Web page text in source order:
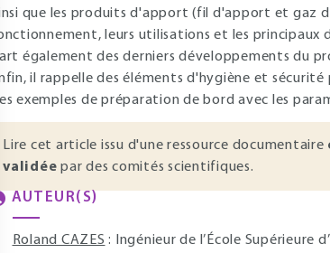
que les produits d'apport (fil d'apport et gaz
leurs utilisations et les principaux
également des derniers développements du
il rappelle des éléments d'hygiène et
exemples de préparation de bord avec les
Lire cet article issu d'une ressource documentaire
validée par des comités scientifiques.
AUTEUR(S)
Roland CAZES : Ingénieur de l’École Supérieure